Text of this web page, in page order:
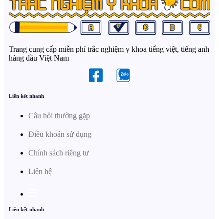
Trang cung cấp miễn phí trắc nghiệm y khoa tiếng việt, tiếng anh
hàng đầu Việt Nam
Liên kết nhanh
Câu hỏi thường gặp
Điều khoản sử dụng
Chính sách riêng tư
Liên hệ
Liên kết nhanh